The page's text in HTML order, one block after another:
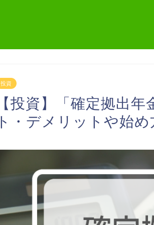
投資
【投資】「確定拠出
ト・デメリットや始